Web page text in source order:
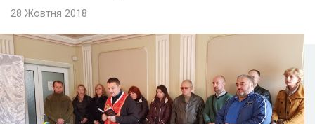
28 Жовтня 2018